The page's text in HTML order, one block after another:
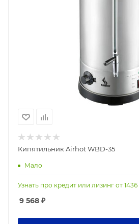
Кипятильник Airhot WBD-35
Мало
Узнать про кредит или лизинг от 1436
9 568 ₽